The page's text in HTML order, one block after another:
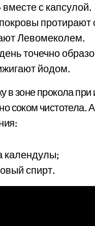
с капсулой.
протирают
Левомеколем.
точечно
йодом.
в зоне прокола при
соком чистотела.
календулы;
спирт.